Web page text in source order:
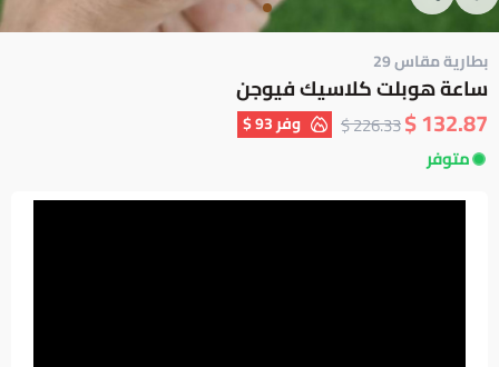
بطارية مقاس 29
ساعة هوبلت كلاسيك فيوجن
132.87 $
226.33 $ وفر93 $
متوفر